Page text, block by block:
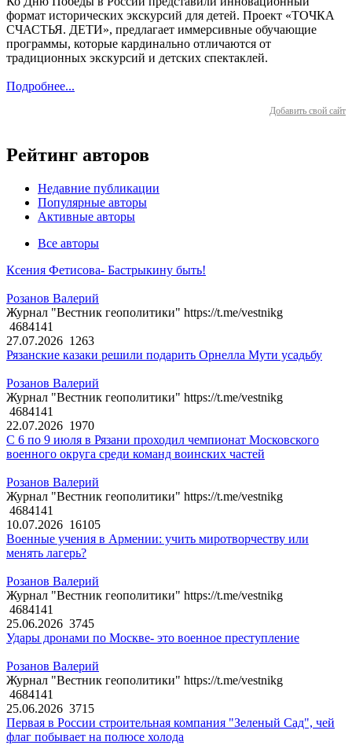
формат исторических экскурсий для детей. Проект «ТОЧКА
СЧАСТЬЯ. ДЕТИ», предлагает иммерсивные обучающие
программы, которые кардинально отличаются от
традиционных экскурсий и детских спектаклей.
Подробнее...
Добавить свой сайт
Рейтинг авторов
Недавние публикации
Популярные авторы
Активные авторы
Все авторы
Ксения Фетисова- Бастрыкину быть!
Розанов Валерий
Журнал "Вестник геополитики" https://t.me/vestnikg
4684141
27.07.2026 1263
Рязанские казаки решили подарить Орнелла Мути усадьбу
Розанов Валерий
Журнал "Вестник геополитики" https://t.me/vestnikg
4684141
22.07.2026 1970
С 6 по 9 июля в Рязани проходил чемпионат Московского
военного округа среди команд воинских частей
Розанов Валерий
Журнал "Вестник геополитики" https://t.me/vestnikg
4684141
10.07.2026 16105
Военные учения в Армении: учить миротворчеству или
менять лагерь?
Розанов Валерий
Журнал "Вестник геополитики" https://t.me/vestnikg
4684141
25.06.2026 3745
Удары дронами по Москве- это военное преступление
Розанов Валерий
Журнал "Вестник геополитики" https://t.me/vestnikg
4684141
25.06.2026 3715
Первая в России строительная компания "Зеленый Сад", чей
флаг побывает на полюсе холода